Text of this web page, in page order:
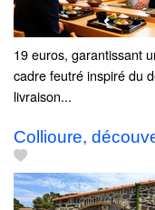
19 euros, garantissant
cadre feutré inspiré du
livraison...
Collioure,